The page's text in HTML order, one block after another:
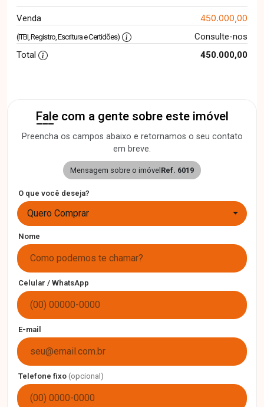
Venda 450.000,00
(ITBI, Registro, Escritura e Certidões)
Consulte-nos
Total
450.000,00
Fale com a gente sobre este imóvel
Preencha os campos abaixo e retornamos o seu contato
em breve.
Mensagem sobre o imóvel Ref. 6019
O que você deseja?
Quero Comprar
Nome
Celular / WhatsApp
E-mail
Telefone fixo (opcional)